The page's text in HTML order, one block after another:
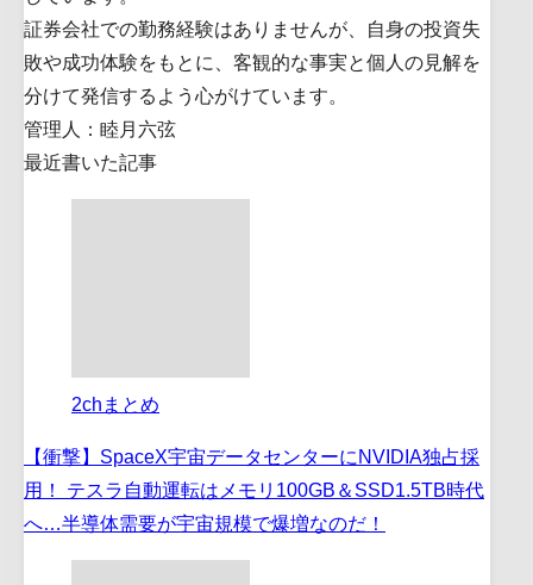
証券会社での勤務経験はありませんが、自身の投資失
敗や成功体験をもとに、客観的な事実と個人の見解を
分けて発信するよう心がけています。
管理人：睦月六弦
最近書いた記事
2chまとめ
【衝撃】SpaceX宇宙データセンターにNVIDIA独占採
用！ テスラ自動運転はメモリ100GB＆SSD1.5TB時代
へ…半導体需要が宇宙規模で爆増なのだ！